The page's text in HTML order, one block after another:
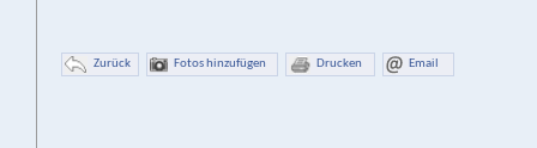
Zurück Fotos hinzufügen Drucken Email